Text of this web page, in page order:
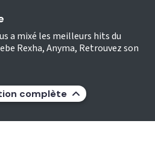
a mixé les meilleurs hits du
Rexha, Anyma, Retrouvez son
complète